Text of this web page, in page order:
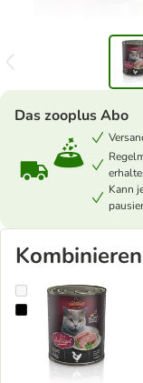
Das zooplus Abo
Kann
Sparpaket